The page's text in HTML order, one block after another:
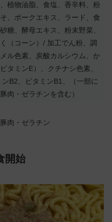
植物油脂、食塩、香辛料、粉
、ポークエキス、ラード、食
糖、酵母エキス、粉末野菜、
（コーン）/ 加工でん粉、調
ル色素、炭酸カルシウム、か
タミンE）、クチナシ色素、
B2、ビタミンB1、（一部に
肉・ゼラチンを含む）
肉・ゼラチン
開始